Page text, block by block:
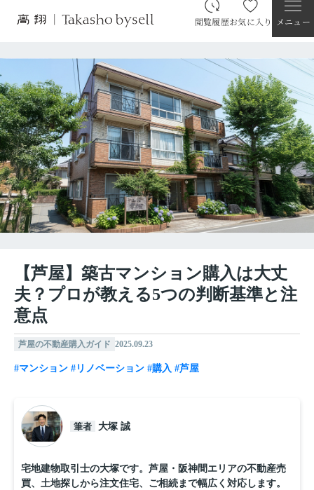
閲覧履歴お気に入り メニュー
【芦屋】築古マンション購入は大丈
夫？プロが教える5つの判断基準と注
意点
芦屋の不動産購入ガイド 2025.09.23
#マンション #リノベーション #購入 #芦屋
筆者 大塚 誠
宅地建物取引士の大塚です。芦屋・阪神間エリアの不動産売
買、土地探しから注文住宅、ご相続まで幅広く対応します。